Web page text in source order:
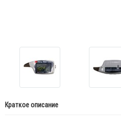
Краткое описание